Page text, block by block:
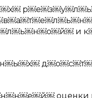
и
оценки